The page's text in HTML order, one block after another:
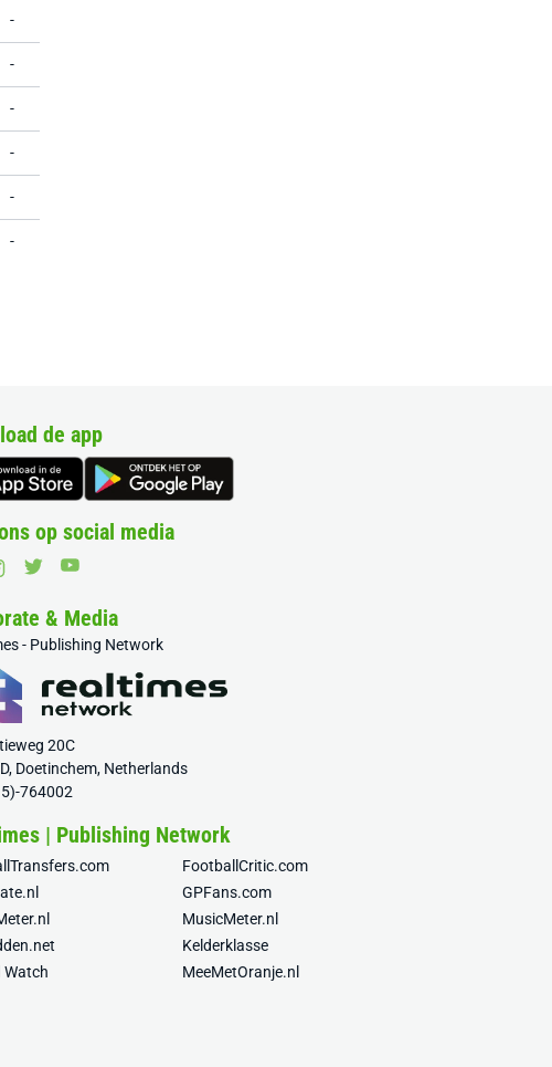
-
-
-
-
-
-
de app
op social media
& Media
- Publishing Network
20C
Doetinchem, Netherlands
764002
| Publishing Network
FootballCritic.com
GPFans.com
MusicMeter.nl
Kelderklasse
Watch
MeeMetOranje.nl